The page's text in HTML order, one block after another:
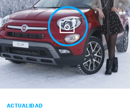
ACTUALIDAD